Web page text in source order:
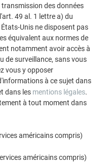
les tempêtes, la
élevé. Comment
des données
49 al. 1 lettre a) du
Unis ne disposent pas
équivalent aux normes de
notamment avoir accès à
de surveillance, sans vous
vous y opposer
à ce sujet dans
dans les mentions légales.
à tout moment dans
américains compris)
américains compris)